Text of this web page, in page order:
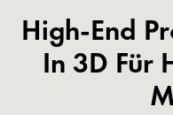
High-End
In 3D Für